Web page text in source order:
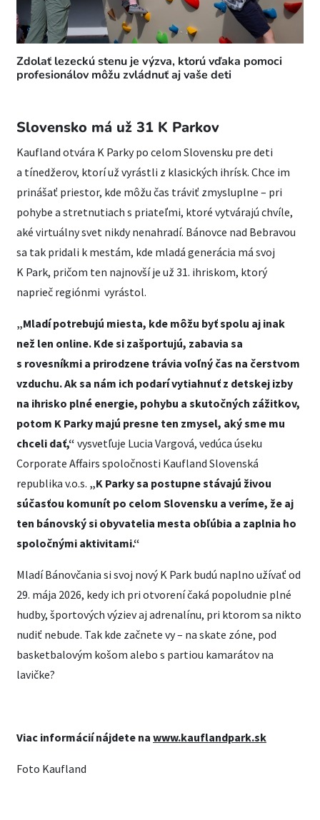
Zdolať lezeckú stenu je výzva, ktorú vďaka pomoci
profesionálov môžu zvládnuť aj vaše deti
Slovensko má už 31 K Parkov
Kaufland otvára K Parky po celom Slovensku pre deti
a tínedžerov, ktorí už vyrástli z klasických ihrísk. Chce im
prinášať priestor, kde môžu čas tráviť zmysluplne – pri
pohybe a stretnutiach s priateľmi, ktoré vytvárajú chvíle,
aké virtuálny svet nikdy nenahradí. Bánovce nad Bebravou
sa tak pridali k mestám, kde mladá generácia má svoj
K Park, pričom ten najnovší je už 31. ihriskom, ktorý
naprieč regiónmi vyrástol.
„Mladí potrebujú miesta, kde môžu byť spolu aj inak
než len online. Kde si zašportujú, zabavia sa
s rovesníkmi a prirodzene trávia voľný čas na čerstvom
vzduchu. Ak sa nám ich podarí vytiahnuť z detskej izby
na ihrisko plné energie, pohybu a skutočných zážitkov,
potom K Parky majú presne ten zmysel, aký sme mu
chceli dať,“ vysvetľuje Lucia Vargová, vedúca úseku
Corporate Affairs spoločnosti Kaufland Slovenská
republika v.o.s. „K Parky sa postupne stávajú živou
súčasťou komunít po celom Slovensku a veríme, že aj
ten bánovský si obyvatelia mesta obľúbia a zaplnia ho
spoločnými aktivitami.“
Mladí Bánovčania si svoj nový K Park budú naplno užívať od
29. mája 2026, kedy ich pri otvorení čaká popoludnie plné
hudby, športových výziev aj adrenalínu, pri ktorom sa nikto
nudiť nebude. Tak kde začnete vy – na skate zóne, pod
basketbalovým košom alebo s partiou kamarátov na
lavičke?
Viac informácií nájdete na www.kauflandpark.sk
Foto Kaufland